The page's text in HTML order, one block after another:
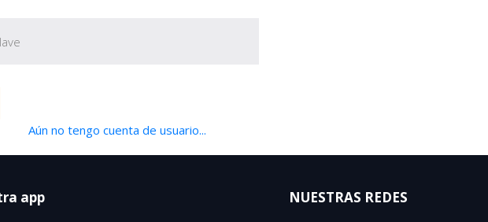
Aún no tengo cuenta de usuario...
app NUESTRAS REDES